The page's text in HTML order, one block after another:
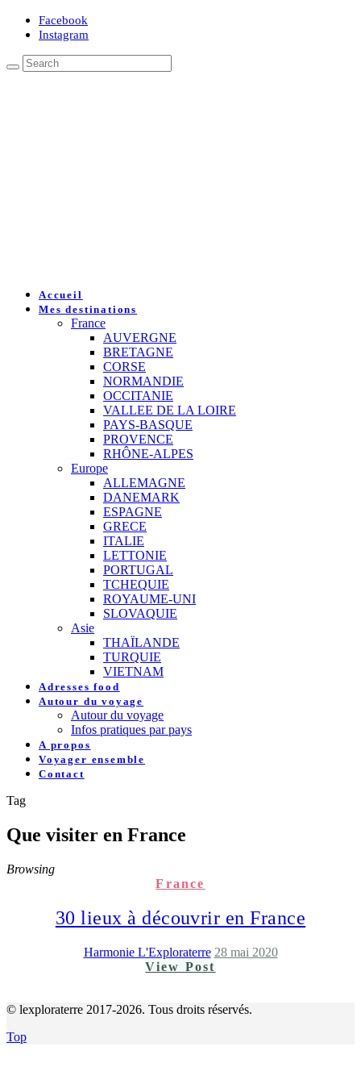
Facebook
Instagram
Accueil
Mes destinations
France
AUVERGNE
BRETAGNE
CORSE
NORMANDIE
OCCITANIE
VALLEE DE LA LOIRE
PAYS-BASQUE
PROVENCE
RHÔNE-ALPES
Europe
ALLEMAGNE
DANEMARK
ESPAGNE
GRECE
ITALIE
LETTONIE
PORTUGAL
TCHEQUIE
ROYAUME-UNI
SLOVAQUIE
Asie
THAÏLANDE
TURQUIE
VIETNAM
Adresses food
Autour du voyage
Autour du voyage
Infos pratiques par pays
A propos
Voyager ensemble
Contact
Tag
Que visiter en France
Browsing
France
30 lieux à découvrir en France
Harmonie L'Exploraterre 28 mai 2020
View Post
© lexploraterre 2017-2026. Tous droits réservés.
Top